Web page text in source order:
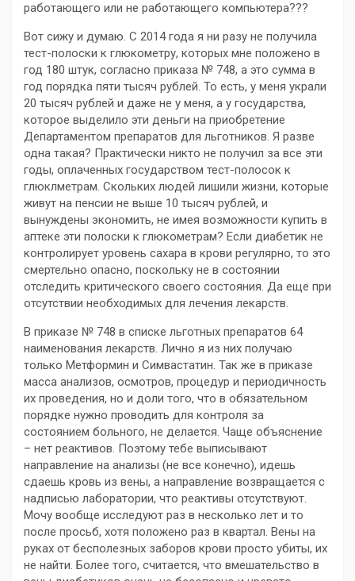
работающего или не работающего компьютера???
Вот сижу и думаю. С 2014 года я ни разу не получила
тест-полоски к глюкометру, которых мне положено в
год 180 штук, согласно приказа № 748, а это сумма в
год порядка пяти тысяч рублей. То есть, у меня украли
20 тысяч рублей и даже не у меня, а у государства,
которое выделило эти деньги на приобретение
Департаментом препаратов для льготников. Я разве
одна такая? Практически никто не получил за все эти
годы, оплаченных государством тест-полосок к
глюклметрам. Скольких людей лишили жизни, которые
живут на пенсии не выше 10 тысяч рублей, и
вынуждены экономить, не имея возможности купить в
аптеке эти полоски к глюкометрам? Если диабетик не
контролирует уровень сахара в крови регулярно, то это
смертельно опасно, поскольку не в состоянии
отследить критического своего состояния. Да еще при
отсутствии необходимых для лечения лекарств.
В приказе № 748 в списке льготных препаратов 64
наименования лекарств. Лично я из них получаю
только Метформин и Симвастатин. Так же в приказе
масса анализов, осмотров, процедур и периодичность
их проведения, но и доли того, что в обязательном
порядке нужно проводить для контроля за
состоянием больного, не делается. Чаще объяснение
– нет реактивов. Поэтому тебе выписывают
направление на анализы (не все конечно), идешь
сдаешь кровь из вены, а направление возвращается с
надписью лаборатории, что реактивы отсутствуют.
Мочу вообще исследуют раз в несколько лет и то
после просьб, хотя положено раз в квартал. Вены на
руках от бесполезных заборов крови просто убиты, их
не найти. Более того, считается, что вмешательство в